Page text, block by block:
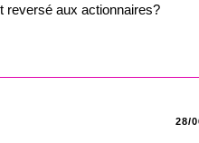
reversé aux actionnaires?
28/